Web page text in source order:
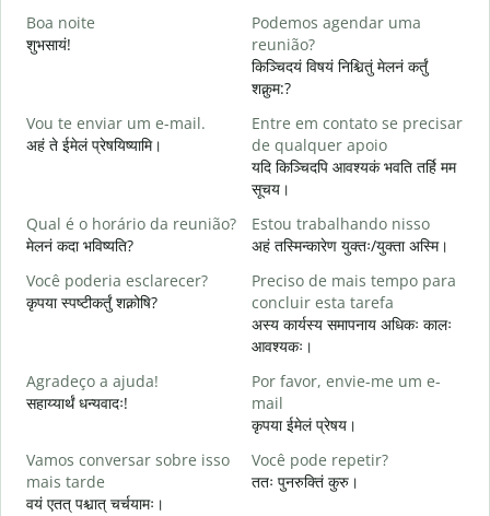
Boa noite
शुभसायं!
Podemos agendar uma
reunião?
किञ्चिदयं विषयं निश्चितुं मेलनं कर्तुं
शक्नुम:?
Vou te enviar um e-mail.
अहं ते ईमेलं प्रेषयिष्यामि।
Entre em contato se precisar
de qualquer apoio
यदि किञ्चिदपि आवश्यकं भवति तर्हि मम
सूचय।
Qual é o horário da reunião?
मेलनं कदा भविष्यति?
Estou trabalhando nisso
अहं तस्मिन्कारेण युक्तः/युक्ता अस्मि।
Você poderia esclarecer?
कृपया स्पष्टीकर्तुं शक्नोषि?
Preciso de mais tempo para
concluir esta tarefa
अस्य कार्यस्य समापनाय अधिकः कालः
आवश्यकः।
Agradeço a ajuda!
सहाय्यार्थं धन्यवादः!
Por favor, envie-me um e-
mail
कृपया ईमेलं प्रेषय।
Vamos conversar sobre isso
mais tarde
वयं एतत् पश्चात् चर्चयामः।
Você pode repetir?
ततः पुनरुक्तिं कुरु।